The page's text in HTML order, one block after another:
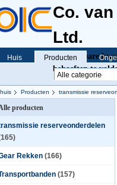
Co.
Ltd.
Betrouwbare
behoeften te
Huis Producten
Producten transmissie
producten
reserveonderdelen
Rekken (166)
(157)